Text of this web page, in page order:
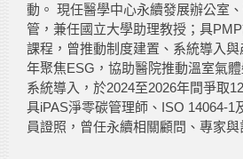
動。 現任醫學中心永續發展辦公室
管，兼任國立大學助理教授；具
課程，曾推動制度建置、系統導入
年聚焦ESG，協助醫院推動溫室氣
系統導入，於2024至2026年間爭取
具iPAS淨零碳管理師、ISO 14064-1
員證照，曾任永續相關顧問、專家與